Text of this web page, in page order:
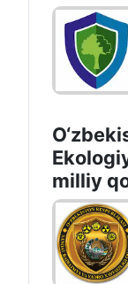
milliy